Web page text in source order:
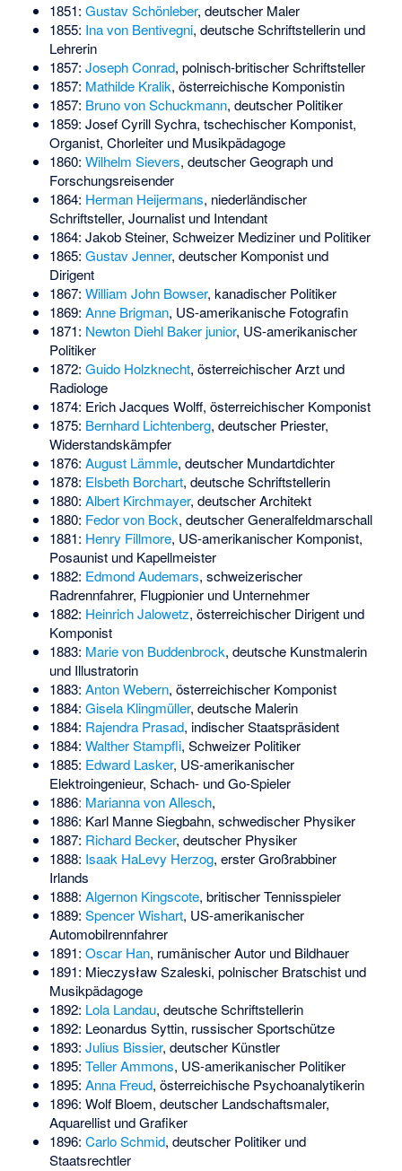
1851: Gustav Schönleber, deutscher Maler
1855: Ina von Bentivegni, deutsche Schriftstellerin und
Lehrerin
1857: Joseph Conrad, polnisch-britischer Schriftsteller
1857: Mathilde Kralik, österreichische Komponistin
1857: Bruno von Schuckmann, deutscher Politiker
1859: Josef Cyrill Sychra, tschechischer Komponist,
Organist, Chorleiter und Musikpädagoge
1860: Wilhelm Sievers, deutscher Geograph und
Forschungsreisender
1864: Herman Heijermans, niederländischer
Schriftsteller, Journalist und Intendant
1864: Jakob Steiner, Schweizer Mediziner und Politiker
1865: Gustav Jenner, deutscher Komponist und
Dirigent
1867: William John Bowser, kanadischer Politiker
1869: Anne Brigman, US-amerikanische Fotografin
1871: Newton Diehl Baker junior, US-amerikanischer
Politiker
1872: Guido Holzknecht, österreichischer Arzt und
Radiologe
1874: Erich Jacques Wolff, österreichischer Komponist
1875: Bernhard Lichtenberg, deutscher Priester,
Widerstandskämpfer
1876: August Lämmle, deutscher Mundartdichter
1878: Elsbeth Borchart, deutsche Schriftstellerin
1880: Albert Kirchmayer, deutscher Architekt
1880: Fedor von Bock, deutscher Generalfeldmarschall
1881: Henry Fillmore, US-amerikanischer Komponist,
Posaunist und Kapellmeister
1882: Edmond Audemars, schweizerischer
Radrennfahrer, Flugpionier und Unternehmer
1882: Heinrich Jalowetz, österreichischer Dirigent und
Komponist
1883: Marie von Buddenbrock, deutsche Kunstmalerin
und Illustratorin
1883: Anton Webern, österreichischer Komponist
1884: Gisela Klingmüller, deutsche Malerin
1884: Rajendra Prasad, indischer Staatspräsident
1884: Walther Stampfli, Schweizer Politiker
1885: Edward Lasker, US-amerikanischer
Elektroingenieur, Schach- und Go-Spieler
1886ː Marianna von Allesch,
1886: Karl Manne Siegbahn, schwedischer Physiker
1887: Richard Becker, deutscher Physiker
1888: Isaak HaLevy Herzog, erster Großrabbiner
Irlands
1888: Algernon Kingscote, britischer Tennisspieler
1889: Spencer Wishart, US-amerikanischer
Automobilrennfahrer
1891: Oscar Han, rumänischer Autor und Bildhauer
1891: Mieczysław Szaleski, polnischer Bratschist und
Musikpädagoge
1892: Lola Landau, deutsche Schriftstellerin
1892: Leonardus Syttin, russischer Sportschütze
1893: Julius Bissier, deutscher Künstler
1895: Teller Ammons, US-amerikanischer Politiker
1895: Anna Freud, österreichische Psychoanalytikerin
1896: Wolf Bloem, deutscher Landschaftsmaler,
Aquarellist und Grafiker
1896: Carlo Schmid, deutscher Politiker und
Staatsrechtler